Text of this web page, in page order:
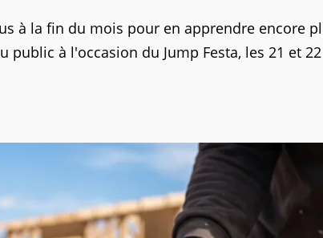
à la fin du mois pour en apprendre encore
public à l'occasion du Jump Festa, les 21 et